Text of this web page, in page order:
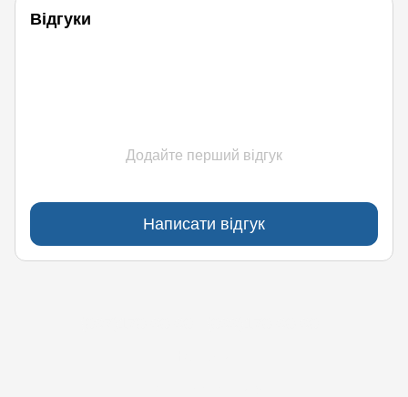
Відгуки
Додайте перший відгук
Написати відгук